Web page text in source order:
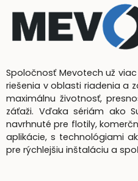
Spoločnosť Mevotech už
riešenia v oblasti riadenia a
maximálnu životnosť,
záťaži. Vďaka sériám ako
navrhnuté pre flotily,
aplikácie, s technológiami
pre rýchlejšiu inštaláciu a